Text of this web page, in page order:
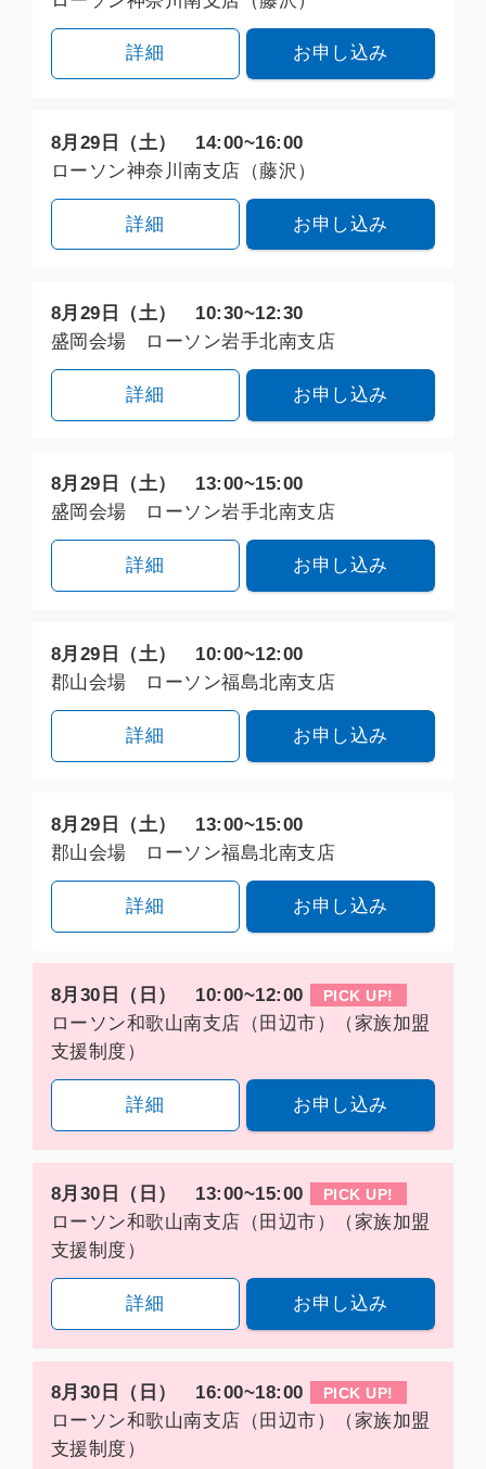
詳細 お申し込み
8月29日（土） 14:00~16:00
ローソン神奈川南支店（藤沢）
詳細 お申し込み
8月29日（土） 10:30~12:30
盛岡会場 ローソン岩手北南支店
詳細 お申し込み
8月29日（土） 13:00~15:00
盛岡会場 ローソン岩手北南支店
詳細 お申し込み
8月29日（土） 10:00~12:00
郡山会場 ローソン福島北南支店
詳細 お申し込み
8月29日（土） 13:00~15:00
郡山会場 ローソン福島北南支店
詳細 お申し込み
8月30日（日） 10:00~12:00 PICK UP!
ローソン和歌山南支店（田辺市）（家族加盟
支援制度）
詳細 お申し込み
8月30日（日） 13:00~15:00 PICK UP!
ローソン和歌山南支店（田辺市）（家族加盟
支援制度）
詳細 お申し込み
8月30日（日） 16:00~18:00 PICK UP!
ローソン和歌山南支店（田辺市）（家族加盟
支援制度）